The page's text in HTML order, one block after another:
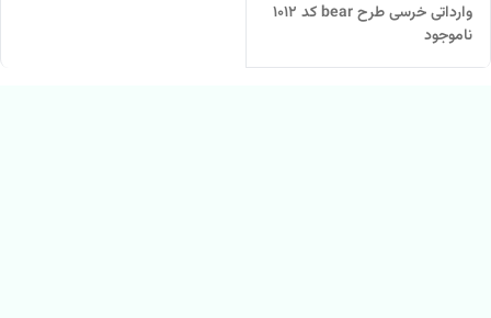
وارداتی خرسی طرح bear کد 1012
ناموجود